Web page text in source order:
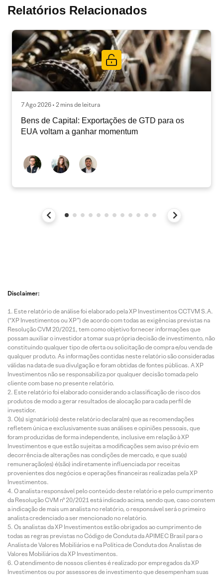
Relatórios Relacionados
7 Ago 2026 • 2 mins de leitura
Bens de Capital: Exportações de GTD para os
EUA voltam a ganhar momentum
Disclaimer:
Este relatório de análise foi elaborado pela XP Investimentos CCTVM S.A.
(“XP Investimentos ou XP”) de acordo com todas as exigências previstas na
Resolução CVM 20/2021, tem como objetivo fornecer informações que
possam auxiliar o investidor a tomar sua própria decisão de investimento, não
constituindo qualquer tipo de oferta ou solicitação de compra e/ou venda de
qualquer produto. As informações contidas neste relatório são consideradas
válidas na data de sua divulgação e foram obtidas de fontes públicas. A XP
Investimentos não se responsabiliza por qualquer decisão tomada pelo
cliente com base no presente relatório.
Este relatório foi elaborado considerando a classificação de risco dos
produtos de modo a gerar resultados de alocação para cada perfil de
investidor.
O(s) signatário(s) deste relatório declara(m) que as recomendações
refletem única e exclusivamente suas análises e opiniões pessoais, que
foram produzidas de forma independente, inclusive em relação à XP
Investimentos e que estão sujeitas a modificações sem aviso prévio em
decorrência de alterações nas condições de mercado, e que sua(s)
remuneração(es) é(são) indiretamente influenciada por receitas
provenientes dos negócios e operações financeiras realizadas pela XP
Investimentos.
O analista responsável pelo conteúdo deste relatório e pelo cumprimento
da Resolução CVM nº 20/2021 está indicado acima, sendo que, caso constem
a indicação de mais um analista no relatório, o responsável será o primeiro
analista credenciado a ser mencionado no relatório.
Os analistas da XP Investimentos estão obrigados ao cumprimento de
todas as regras previstas no Código de Conduta da APIMEC Brasil para o
Analista de Valores Mobiliários e na Política de Conduta dos Analistas de
Valores Mobiliários da XP Investimentos.
O atendimento de nossos clientes é realizado por empregados da XP
Investimentos ou por assessores de investimento que desempenham suas